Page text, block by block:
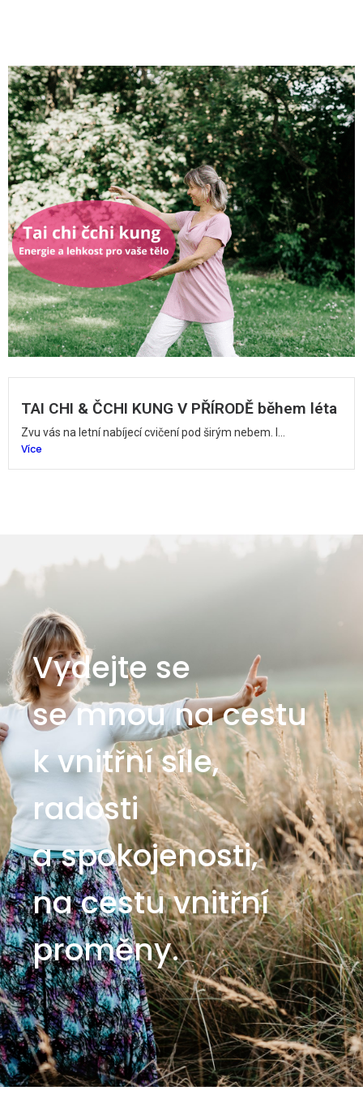
TAI CHI & ČCHI KUNG V PŘÍRODĚ během léta
Zvu vás na letní nabíjecí cvičení pod širým nebem. I...
Více
Vydejte se
se mnou na cestu
k vnitřní síle,
radosti
a spokojenosti,
na cestu vnitřní
proměny.